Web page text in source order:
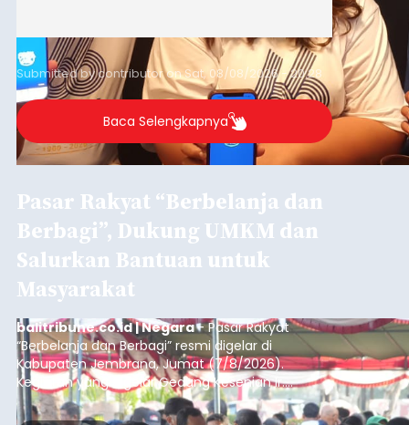
Submitted bycontributoronSat, 08/08/2026 - 20:28
Baca Selengkapnya
Pasar Rakyat “Berbelanja dan
Berbagi”, Dukung UMKM dan
Salurkan Bantuan untuk
Masyarakat
balitribune.co.id | Negara- Pasar Rakyat
“Berbelanja dan Berbagi” resmi digelar di
Kabupaten Jembrana, Jumat (7/8/2026).
Kegiatan yang digelar Gedung Kesenian Ir.
Soekarno ini memadukan pemberdayaan
ekonomi masyarakat dengan aksi sosial tersebut